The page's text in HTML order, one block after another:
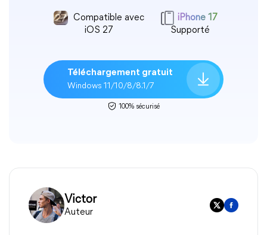
Compatible avec
iOS 27
iPhone 17
Supporté
Téléchargement gratuit
Windows 11/10/8/8.1/7
100% sécurisé
Victor
Auteur